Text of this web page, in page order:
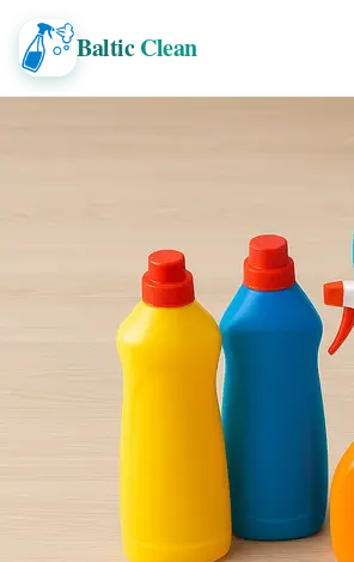
Baltic Clean